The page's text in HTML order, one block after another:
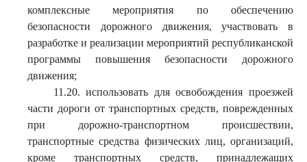
комплексные мероприятия по обеспечению
безопасности дорожного движения, участвовать в
разработке и реализации мероприятий республиканской
программы повышения безопасности дорожного
движения;
11.20. использовать для освобождения проезжей
части дороги от транспортных средств, поврежденных
при дорожно-транспортном происшествии,
транспортные средства физических лиц, организаций,
кроме транспортных средств, принадлежащих